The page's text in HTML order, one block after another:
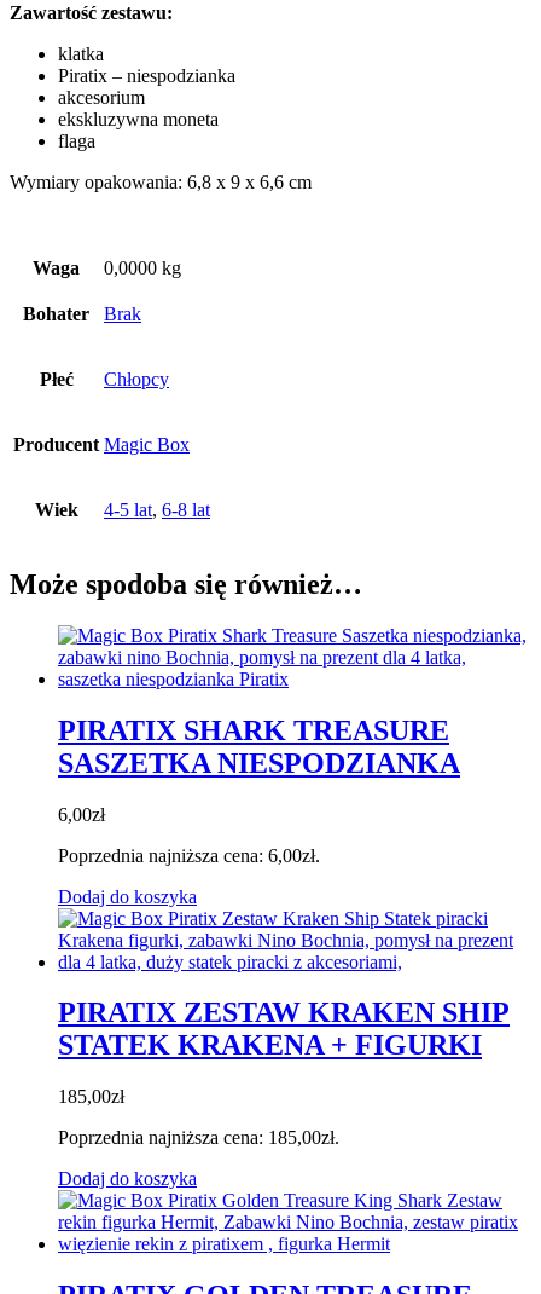
Zawartość zestawu:
klatka
Piratix – niespodzianka
akcesorium
ekskluzywna moneta
flaga
Wymiary opakowania: 6,8 x 9 x 6,6 cm
Waga 0,0000 kg
Bohater Brak
Płeć Chłopcy
Producent Magic Box
Wiek 4-5 lat, 6-8 lat
Może spodoba się również…
PIRATIX SHARK TREASURE
SASZETKA NIESPODZIANKA
6,00zł
Poprzednia najniższa cena: 6,00zł.
Dodaj do koszyka
PIRATIX ZESTAW KRAKEN SHIP
STATEK KRAKENA + FIGURKI
185,00zł
Poprzednia najniższa cena: 185,00zł.
Dodaj do koszyka